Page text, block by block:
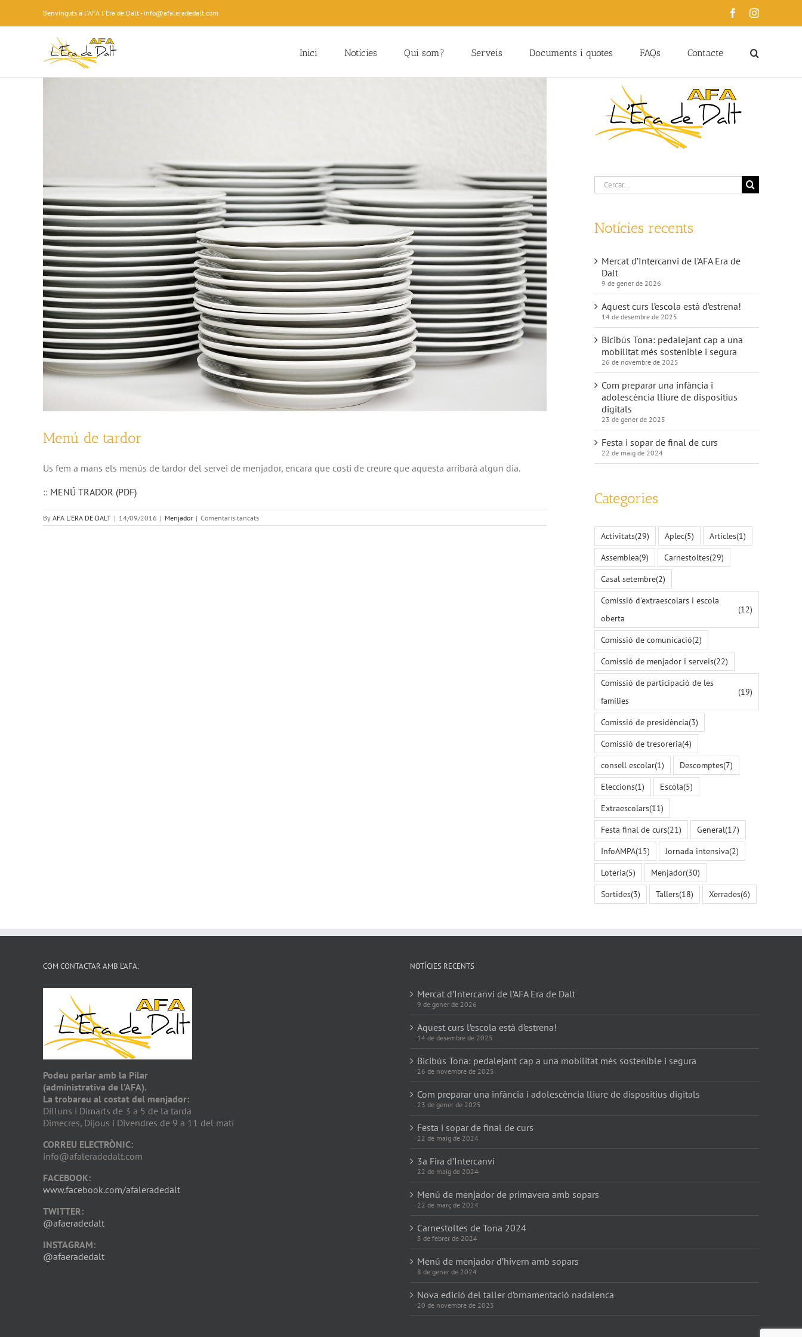
content
Benvinguts a l'AFA l'Era de Dalt - info@afaleradedalt.com FacebookInstagram
Inici Notícies Qui som? Serveis Documents i quotes FAQs Contacte
Menú de tardor
Us fem a mans els menús de tardor del servei de menjador, encara que costi de creure que aquesta arribarà algun dia.
:: MENÚ TRADOR (PDF)
By AFA L'ERA DE DALT | 14/09/2016 | Menjador | Comentaris tancatsa
Menú
Cerca
…
Notícies recents
Mercat d’Intercanvi de l’AFA Era de
Dalt
9 de gener de 2026
Aquest curs l’escola està d’estrena!
14 de desembre de 2025
Bicibús Tona: pedalejant cap a una
mobilitat més sostenible i segura
26 de novembre de 2025
Com preparar una infància i
adolescència lliure de dispositius
digitals
23 de gener de 2025
Festa i sopar de final de curs
22 de maig de 2024
Categories
Activitats(29) Aplec(5) Articles(1)
Assemblea(9) Carnestoltes(29)
Casal setembre(2)
Comissió d'extraescolars i escola
oberta
(12)
Comissió de comunicació(2)
Comissió de menjador i serveis(22)
Comissió de participació de les
famílies
(19)
Comissió de presidència(3)
Comissió de tresoreria(4)
consell escolar(1) Descomptes(7)
Eleccions(1) Escola(5)
Extraescolars(11)
Festa final de curs(21) General(17)
InfoAMPA(15) Jornada intensiva(2)
Loteria(5) Menjador(30)
Sortides(3) Tallers(18) Xerrades(6)
COM CONTACTAR AMB L’AFA:
Podeu parlar amb la Pilar
(administrativa de l’AFA).
La trobareu al costat del menjador:
Dilluns i Dimarts de 3 a 5 de la tarda
Dimecres, Dijous i Divendres de 9 a 11 del matí
CORREU ELECTRÒNIC:
info@afaleradedalt.com
FACEBOOK:
www.facebook.com/afaleradedalt
TWITTER:
@afaeradedalt
INSTAGRAM:
@afaeradedalt
NOTÍCIES RECENTS
Mercat d’Intercanvi de l’AFA Era de Dalt
9 de gener de 2026
Aquest curs l’escola està d’estrena!
14 de desembre de 2025
Bicibús Tona: pedalejant cap a una mobilitat més sostenible i segura
26 de novembre de 2025
Com preparar una infància i adolescència lliure de dispositius digitals
23 de gener de 2025
Festa i sopar de final de curs
22 de maig de 2024
3a Fira d’Intercanvi
22 de maig de 2024
Menú de menjador de primavera amb sopars
22 de març de 2024
Carnestoltes de Tona 2024
5 de febrer de 2024
Menú de menjador d’hivern amb sopars
8 de gener de 2024
Nova edició del taller d’ornamentació nadalenca
20 de novembre de 2023